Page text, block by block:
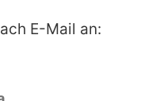
E-Mail an: